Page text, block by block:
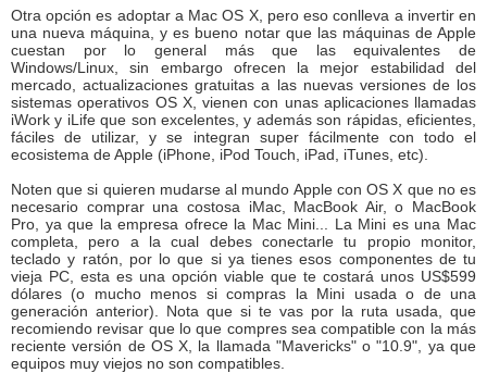
Otra opción es adoptar a Mac OS X, pero eso conlleva a invertir en
una nueva máquina, y es bueno notar que las máquinas de Apple
cuestan por lo general más que las equivalentes de
Windows/Linux, sin embargo ofrecen la mejor estabilidad del
mercado, actualizaciones gratuitas a las nuevas versiones de los
sistemas operativos OS X, vienen con unas aplicaciones llamadas
iWork y iLife que son excelentes, y además son rápidas, eficientes,
fáciles de utilizar, y se integran super fácilmente con todo el
ecosistema de Apple (iPhone, iPod Touch, iPad, iTunes, etc).
Noten que si quieren mudarse al mundo Apple con OS X que no es
necesario comprar una costosa iMac, MacBook Air, o MacBook
Pro, ya que la empresa ofrece la Mac Mini... La Mini es una Mac
completa, pero a la cual debes conectarle tu propio monitor,
teclado y ratón, por lo que si ya tienes esos componentes de tu
vieja PC, esta es una opción viable que te costará unos US$599
dólares (o mucho menos si compras la Mini usada o de una
generación anterior). Nota que si te vas por la ruta usada, que
recomiendo revisar que lo que compres sea compatible con la más
reciente versión de OS X, la llamada "Mavericks" o "10.9", ya que
equipos muy viejos no son compatibles.